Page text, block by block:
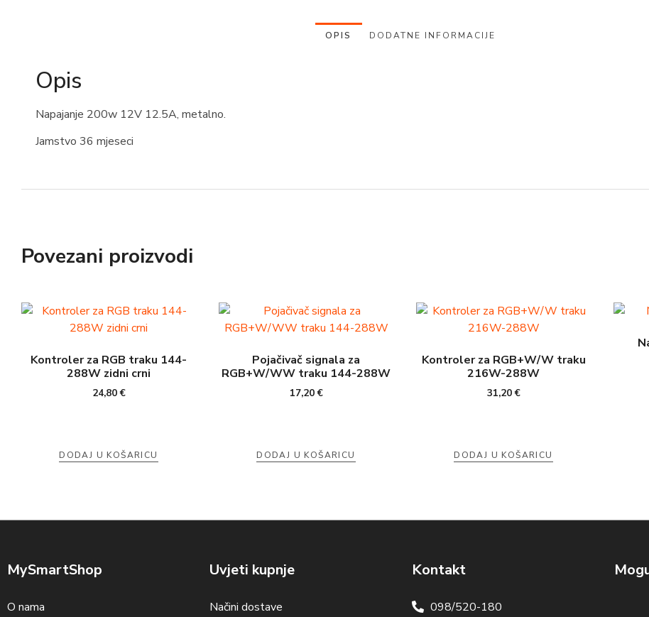
OPIS DODATNE INFORMACIJE
Opis
Napajanje 200w 12V 12.5A, metalno.
Jamstvo 36 mjeseci
Povezani proizvodi
Kontroler za RGB traku 144-
288W zidni crni
24,80€
DODAJ U KOŠARICU
Pojačivač signala za
RGB+W/WW traku 144-288W
17,20€
DODAJ U KOŠARICU
Kontroler za RGB+W/W traku
216W-288W
31,20€
DODAJ U KOŠARICU
MySmartShop
O nama
Uvjeti kupnje
Načini dostave
Kontakt
098/520-180